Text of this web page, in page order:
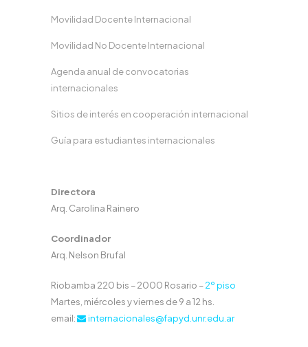
Movilidad Docente Internacional
Movilidad No Docente Internacional
Agenda anual de convocatorias
internacionales
Sitios de interés en cooperación internacional
Guía para estudiantes internacionales
Directora
Arq. Carolina Rainero
Coordinador
Arq. Nelson Brufal
Riobamba 220 bis – 2000 Rosario –2º piso
Martes, miércoles y viernes de 9 a 12 hs.
email:
internacionales@fapyd.unr.edu.ar